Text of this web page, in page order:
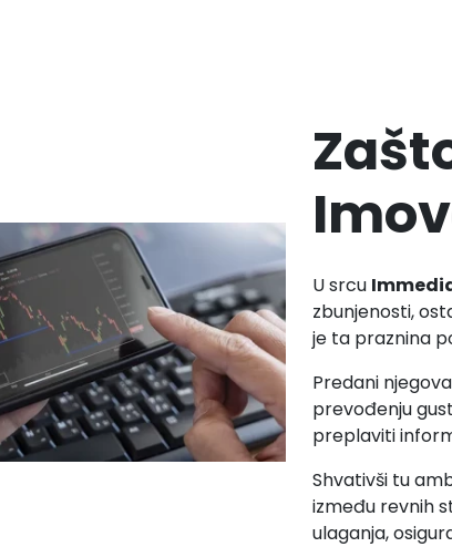
U srcu
zbunjenosti,
je ta praznina
Predani
prevođenju
preplaviti
Shvativši tu
između revnih
ulaganja,